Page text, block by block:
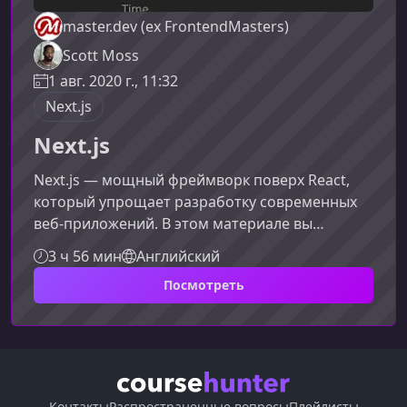
master.dev (ex FrontendMasters)
Scott Moss
1 авг. 2020 г., 11:32
Next.js
Next.js
Next.js — мощный фреймворк поверх React,
который упрощает разработку современных
веб-приложений. В этом материале вы
получите расширенное представление о
возможностях Next.js, его преимуществах,
ключевых функциях и типичных сценариях
продвинутых оптимизаций.Что такое Next.js и
разработчикам гибкость, скорость работы и
улучшенный пользовательский опыт. Он
3 ч 56 мин Английский
Посмотреть